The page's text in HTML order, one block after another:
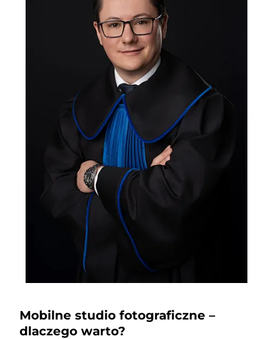
Mobilne studio fotograficzne –
dlaczego warto?